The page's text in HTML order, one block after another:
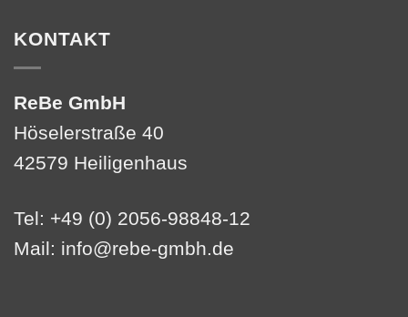
KONTAKT
ReBe GmbH
Höselerstraße 40
42579 Heiligenhaus
Tel: +49 (0) 2056-98848-12
Mail: info@rebe-gmbh.de